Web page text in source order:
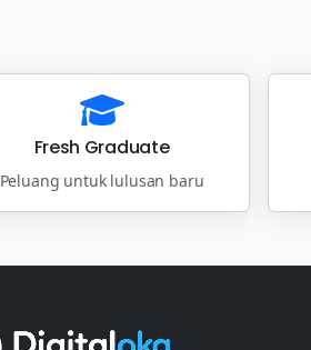
Fresh Graduate
Peluang untuk lulusan baru